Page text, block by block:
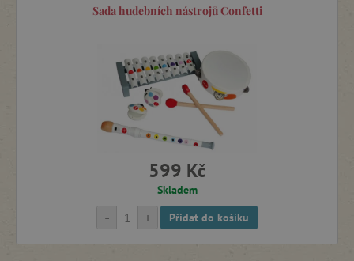
Sada hudebních nástrojů Confetti
599 Kč
Skladem
+
- Přidat do košíku